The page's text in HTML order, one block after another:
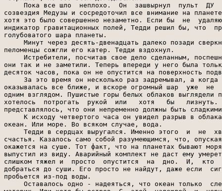
Пока все шло  неплохо.  Он  зашвырнул  пульт  ДУ
созвездия Медузы и сосредоточил все внимание на
хотя это было совершенно незаметно. Если бы  не
индикатор гравитационных полей, Тедди решил бы, что
голубоватого шара планеты.
Минут через десять-двенадцать далеко позади
пеломенцы сожгли его катер. Тедди вздохнул.
Истребители, посчитав свое дело сделанным,
они так и не заметили. Теперь впереди у него была
десяток часов, пока он не опустится на поверхность
За это время он несколько раз задремывал, а когда
оказывалась все ближе, и вскоре огромный шар  уже  не
одним взглядом. Пушистые горы белых облаков выглядели
хотелось  потрогать  рукой  или   хотя   бы
представлялось, что они непременно должны быть
К исходу четвертого часа он увидел разрыв в
океан. Или море. Во всяком случае, вода.
Тедди в сердцах выругался. Именно этого  и  не
счастья. Казалось само собой разумеющимся, что,
окажется на суше. Тот факт, что на планетах бывают
выпустил из виду. Аварийный комплект не даст ему
слишком тяжел и  просто  опустится  на  дно.  И,  кто
добраться до суши. Его просто не найдут, даже если
пробьется из-под воды.
Оставалось одно - надеяться, что океан только